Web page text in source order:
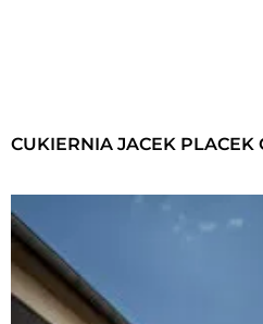
CUKIERNIA JACEK PLACEK